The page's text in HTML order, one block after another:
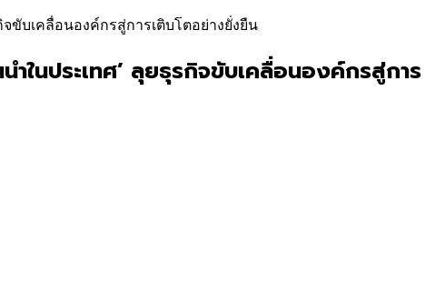
ขับเคลื่อนองค์กรสู่การเติบโตอย่างยั่งยืน
ในประเทศ’ ลุยธุรกิจขับเคลื่อนองค์กรสู่การ